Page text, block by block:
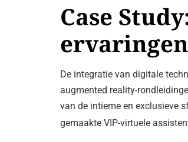
Case
ervaringen
De integratie van digitale
augmented reality-
van de intieme en exclusieve
gemaakte VIP-virtuele